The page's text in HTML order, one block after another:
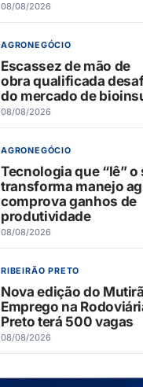
08/08/2026
AGRONEGÓCIO
Escassez de mão de
obra qualificada
do mercado de
08/08/2026
AGRONEGÓCIO
Tecnologia que “lê” o
transforma manejo
comprova ganhos de
produtividade
08/08/2026
RIBEIRÃO PRETO
Nova edição do
Emprego na
Preto terá 500 vagas
08/08/2026